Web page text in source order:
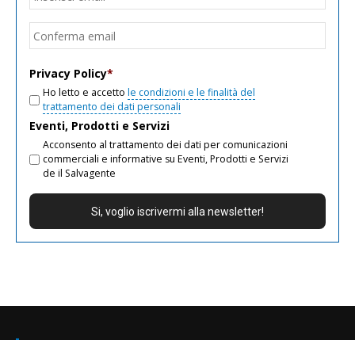
Privacy Policy*
Ho letto e accetto le condizioni e le finalità del
trattamento dei dati personali
Eventi, Prodotti e Servizi
Acconsento al trattamento dei dati per comunicazioni
commerciali e informative su Eventi, Prodotti e Servizi
de il Salvagente